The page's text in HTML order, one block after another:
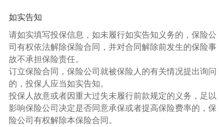
如实告知
请如实填写投保信息，如未履行如实告知义务的，保险公
司有权依法解除保险合同，并对合同解除前发生的保险事
故不承担保险责任。
订立保险合同，保险公司就被保险人的有关情况提出询问
的，投保人应当如实告知。
投保人故意或者因重大过失未履行前款规定的义务，足以
影响保险公司决定是否同意承保或者提高保险费率的，保
险公司有权解除本保险合同。